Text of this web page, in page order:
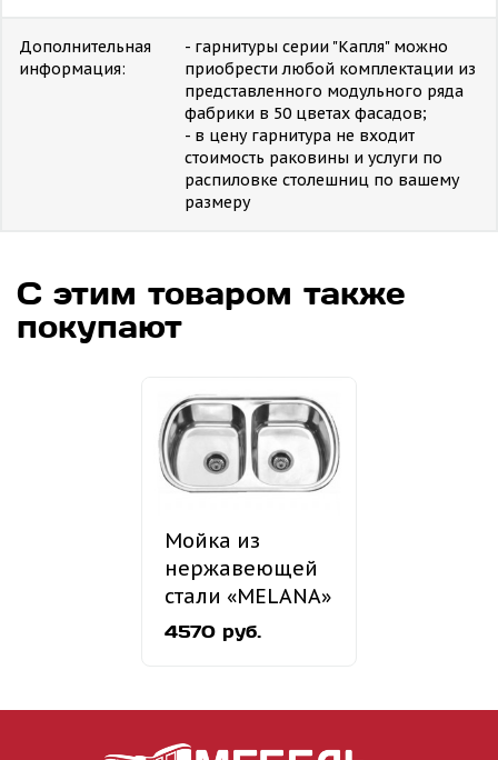
Дополнительная
информация:
- гарнитуры серии "Капля" можно
приобрести любой комплектации из
представленного модульного ряда
фабрики в 50 цветах фасадов;
- в цену гарнитура не входит
стоимость раковины и услуги по
распиловке столешниц по вашему
размеру
С этим товаром также
покупают
Мойка из
нержавеющей
стали «MELANA»
MLN-7749
4570 руб.